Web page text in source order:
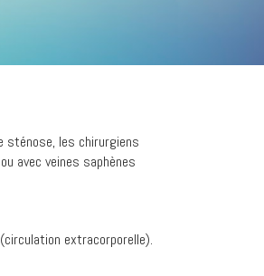
sténose, les chirurgiens
avec veines saphènes
extracorporelle).